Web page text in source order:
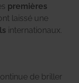
premières
laissé une
internationaux.
de briller